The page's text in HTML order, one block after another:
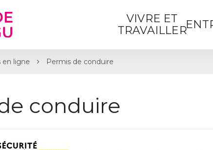
VIVRE ET
TRAVAILLER
en ligne Permis de conduire
conduire